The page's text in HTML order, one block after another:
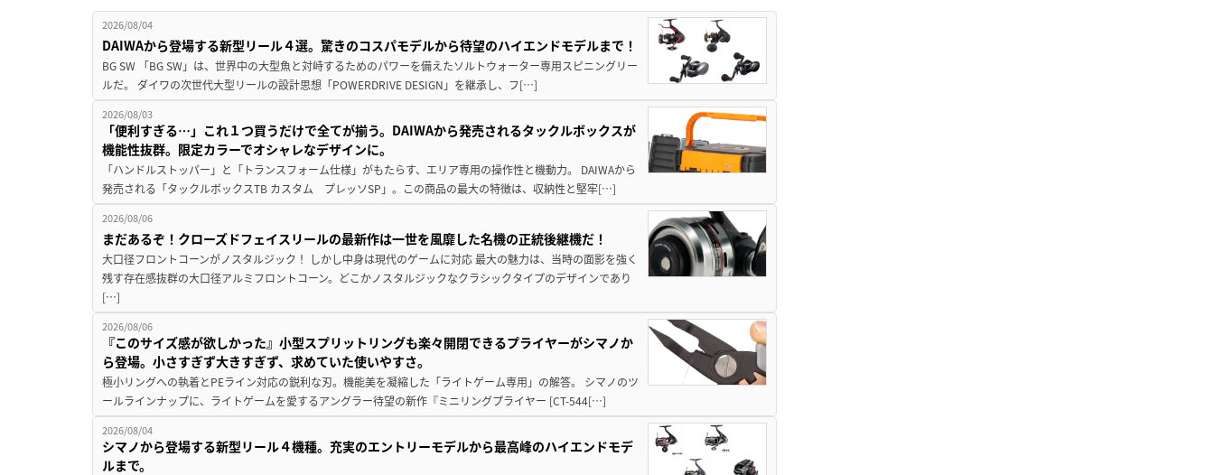
2026/08/04
DAIWAから登場する新型リール４選。驚きのコスパモデルから待望のハイエンドモデルまで！
BG SW 「BG SW」は、世界中の大型魚と対峙するためのパワーを備えたソルトウォーター専用スピニングリー
ルだ。 ダイワの次世代大型リールの設計思想「POWERDRIVE DESIGN」を継承し、フ[…]
2026/08/03
「便利すぎる…」これ１つ買うだけで全てが揃う。DAIWAから発売されるタックルボックスが
機能性抜群。限定カラーでオシャレなデザインに。
「ハンドルストッパー」と「トランスフォーム仕様」がもたらす、エリア専用の操作性と機動力。 DAIWAから
発売される「タックルボックスTB カスタム プレッソSP」。この商品の最大の特徴は、収納性と堅牢[…]
2026/08/06
まだあるぞ！クローズドフェイスリールの最新作は一世を風靡した名機の正統後継機だ！
大口径フロントコーンがノスタルジック！ しかし中身は現代のゲームに対応 最大の魅力は、当時の面影を強く
残す存在感抜群の大口径アルミフロントコーン。どこかノスタルジックなクラシックタイプのデザインであり
[…]
2026/08/06
『このサイズ感が欲しかった』小型スプリットリングも楽々開閉できるプライヤーがシマノか
ら登場。小さすぎず大きすぎず、求めていた使いやすさ。
極小リングへの執着とPEライン対応の鋭利な刃。機能美を凝縮した「ライトゲーム専用」の解答。 シマノのツ
ールラインナップに、ライトゲームを愛するアングラー待望の新作『ミニリングプライヤー [CT-544[…]
2026/08/04
シマノから登場する新型リール４機種。充実のエントリーモデルから最高峰のハイエンドモデ
ルまで。